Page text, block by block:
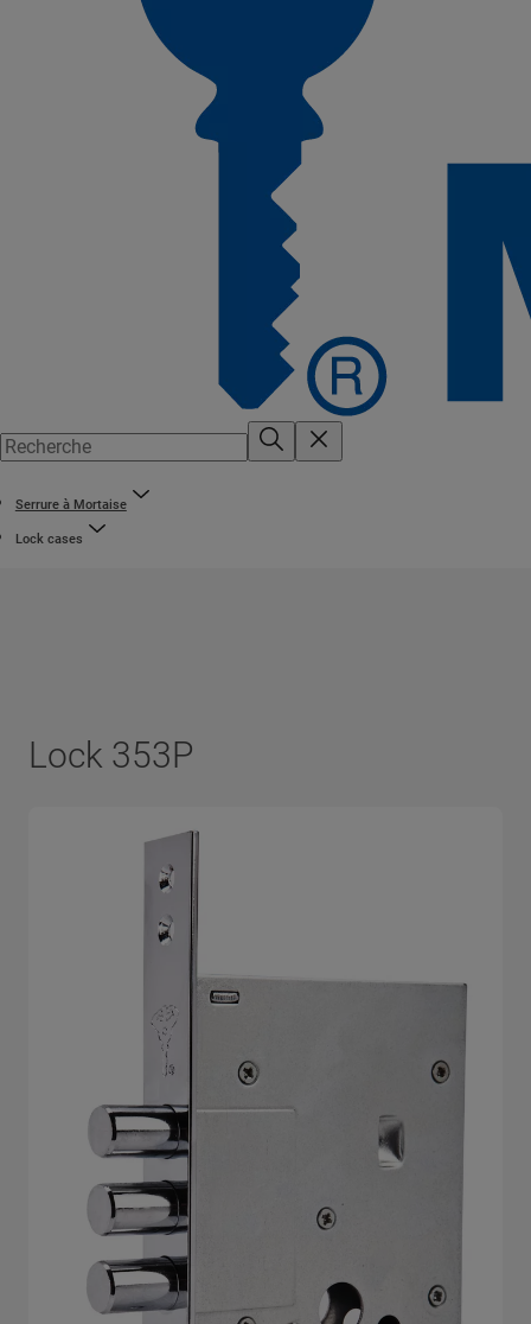
Serrure à Mortaise
Lock cases
Lock 353P